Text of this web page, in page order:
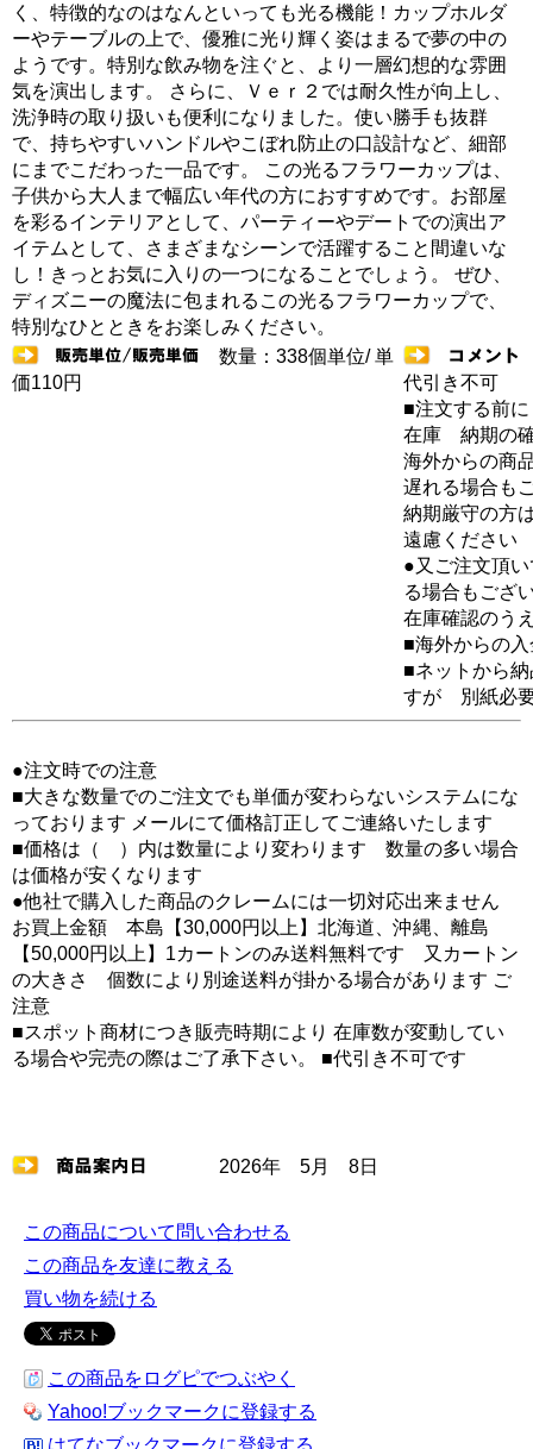
く、特徴的なのはなんといっても光る機能！カップホルダ
ーやテーブルの上で、優雅に光り輝く姿はまるで夢の中の
ようです。特別な飲み物を注ぐと、より一層幻想的な雰囲
気を演出します。 さらに、Ｖｅｒ２では耐久性が向上し、
洗浄時の取り扱いも便利になりました。使い勝手も抜群
で、持ちやすいハンドルやこぼれ防止の口設計など、細部
にまでこだわった一品です。 この光るフラワーカップは、
子供から大人まで幅広い年代の方におすすめです。お部屋
を彩るインテリアとして、パーティーやデートでの演出ア
イテムとして、さまざまなシーンで活躍すること間違いな
し！きっとお気に入りの一つになることでしょう。 ぜひ、
ディズニーの魔法に包まれるこの光るフラワーカップで、
特別なひとときをお楽しみください。
数量：338個単位/ 単
価110円
代引き不可
■注文する前に
在庫 納期の
海外からの商
遅れる場合も
納期厳守の方
遠慮ください
●又ご注文頂
る場合もござ
在庫確認のう
■海外からの
■ネットから
すが 別紙必
●注文時での注意
■大きな数量でのご注文でも単価が変わらないシステムにな
っております メールにて価格訂正してご連絡いたします
■価格は（ ）内は数量により変わります 数量の多い場合
は価格が安くなります
●他社で購入した商品のクレームには一切対応出来ません
お買上金額 本島【30,000円以上】北海道、沖縄、離島
【50,000円以上】1カートンのみ送料無料です 又カートン
の大きさ 個数により別途送料が掛かる場合があります ご
注意
■スポット商材につき販売時期により 在庫数が変動してい
る場合や完売の際はご了承下さい。 ■代引き不可です
2026年 5月 8日
この商品について問い合わせる
この商品を友達に教える
買い物を続ける
この商品をログピでつぶやく
Yahoo!ブックマークに登録する
はてなブックマークに登録する